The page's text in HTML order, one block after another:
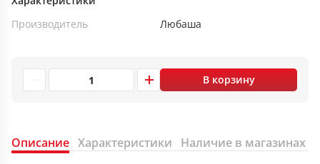
Производитель
Любаша
В корзину
Описание Характеристики Наличие в магазинах